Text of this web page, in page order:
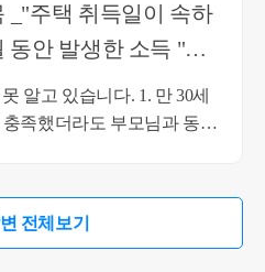
_"주택 취득일이 속하
동안 발생한 소득 "의
싯점이
있습니다. 1. 만 30세
족했더라도 부모님과 동일
도 1세대 2주택자인 것입
전체보기